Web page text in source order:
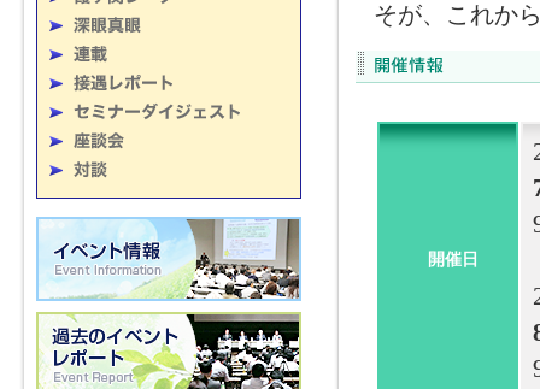
そが、これ
開催日